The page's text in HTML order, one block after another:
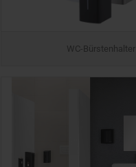
WC-Bürstenhalter